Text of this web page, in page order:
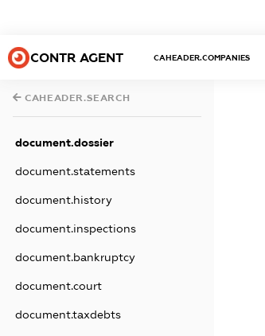
CONTR AGENT CAHEADER.COMPANIES
CAHEADER.SEARCH
document.dossier
document.statements
document.history
document.inspections
document.bankruptcy
document.court
document.taxdebts